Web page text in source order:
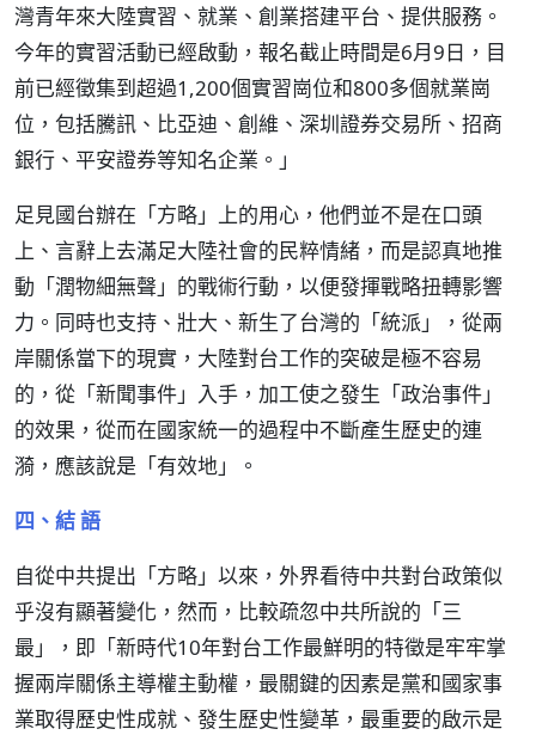
灣青年來大陸實習、就業、創業搭建平台、提供服務。
今年的實習活動已經啟動，報名截止時間是6月9日，目
前已經徵集到超過1,200個實習崗位和800多個就業崗
位，包括騰訊、比亞迪、創維、深圳證券交易所、招商
銀行、平安證券等知名企業。」
足見國台辦在「方略」上的用心，他們並不是在口頭
上、言辭上去滿足大陸社會的民粹情緒，而是認真地推
動「潤物細無聲」的戰術行動，以便發揮戰略扭轉影響
力。同時也支持、壯大、新生了台灣的「統派」，從兩
岸關係當下的現實，大陸對台工作的突破是極不容易
的，從「新聞事件」入手，加工使之發生「政治事件」
的效果，從而在國家統一的過程中不斷產生歷史的連
漪，應該說是「有效地」。
四、結 語
自從中共提出「方略」以來，外界看待中共對台政策似
乎沒有顯著變化，然而，比較疏忽中共所說的「三
最」，即「新時代10年對台工作最鮮明的特徵是牢牢掌
握兩岸關係主導權主動權，最關鍵的因素是黨和國家事
業取得歷史性成就、發生歷史性變革，最重要的啟示是